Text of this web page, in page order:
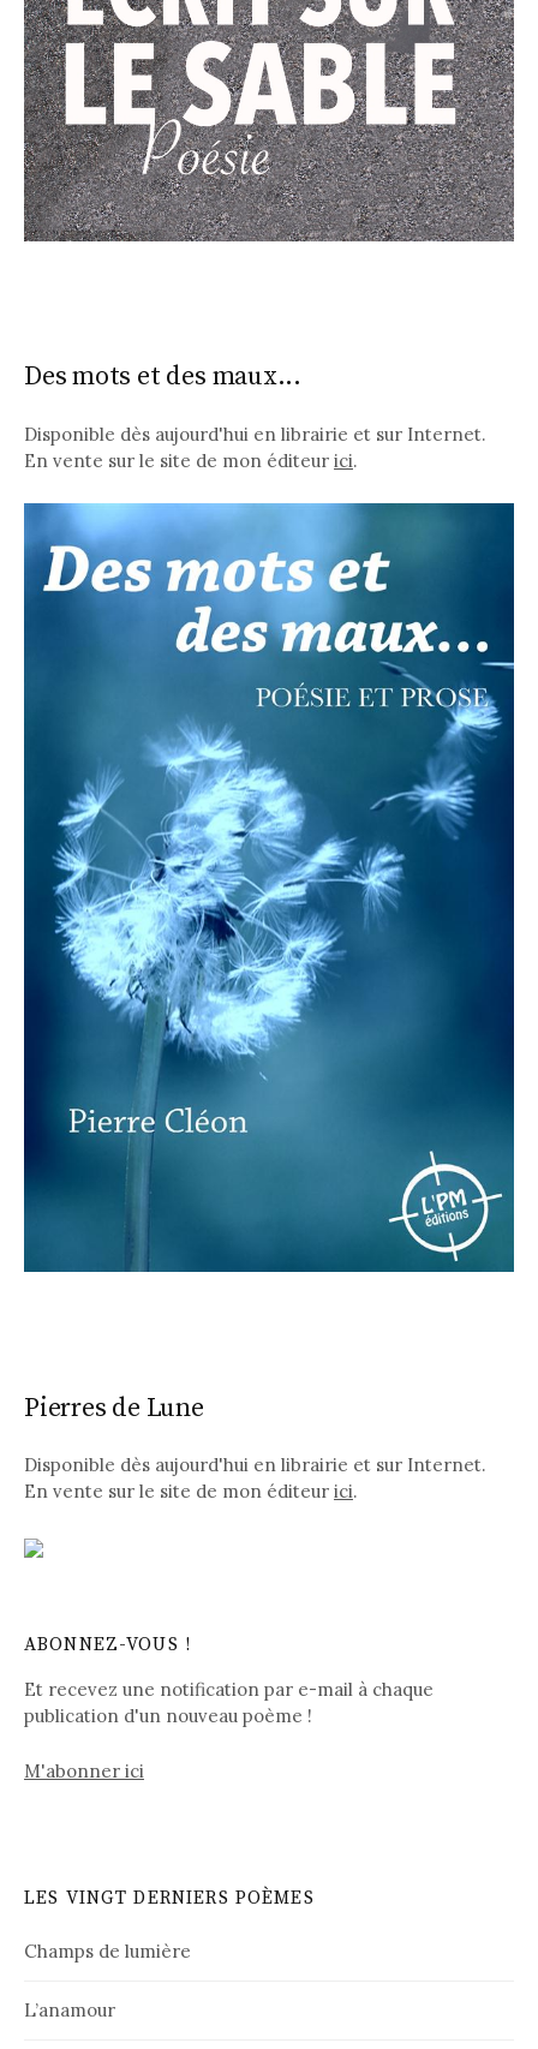
Des mots et des maux...
Disponible dès aujourd'hui en librairie et sur Internet.
En vente sur le site de mon éditeur ici.
Pierres de Lune
Disponible dès aujourd'hui en librairie et sur Internet.
En vente sur le site de mon éditeur ici.
ABONNEZ-VOUS !
Et recevez une notification par e-mail à chaque
publication d'un nouveau poème !
M'abonner ici
LES VINGT DERNIERS POÈMES
Champs de lumière
L’anamour